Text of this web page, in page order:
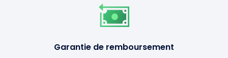
Garantie de remboursement